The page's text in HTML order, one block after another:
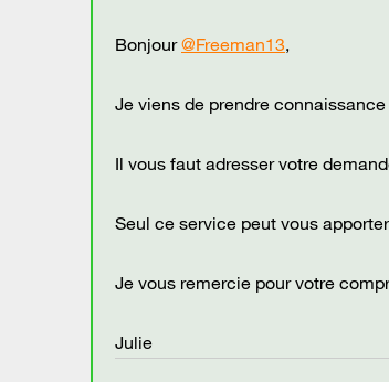
Bonjour@Freeman13,
Je viens de prendre
Il vous faut adresser votre
Seul ce service peut vous
Je vous remercie pour votre
Julie